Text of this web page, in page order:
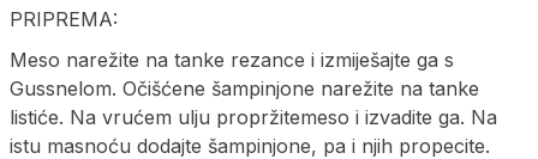
PRIPREMA:
Meso narežite na tanke rezance i izmiješajte ga s
Gussnelom. Očišćene šampinjone narežite na tanke
listiće. Na vrućem ulju propržitemeso i izvadite ga. Na
istu masnoću dodajte šampinjone, pa i njih propecite.